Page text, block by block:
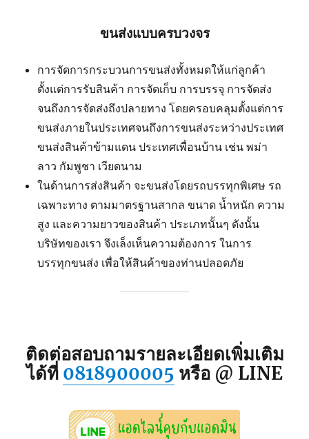
ขนส่งแบบครบวงจร
การจัดการกระบวนการขนส่งทั้งหมดให้แก่ลูกค้า
ตั้งแต่การรับสินค้า การจัดเก็บ การบรรจุ การจัดส่ง
จนถึงการจัดส่งถึงปลายทาง โดยครอบคลุมตั้งแต่การ
ขนส่งภายในประเทศจนถึงการขนส่งระหว่างประเทศ
ขนส่งสินค้าข้ามแดน ประเทศเพื่อนบ้าน เช่น พม่า
ลาว กัมพูชา เวียดนาม
ในด้านการส่งสินค้า จะขนส่งโดยรถบรรทุกพิเศษ รถ
เฉพาะทาง ตามมาตรฐานสากล ขนาด น้ำหนัก ความ
สูง และความยาวของสินค้า ประเภทนั้นๆ ดังนั้น
บริษัทของเรา จึงเล็งเห็นความต้องการ ในการ
บรรทุกขนส่ง เพื่อให้สินค้าของท่านปลอดภัย
ติดต่อสอบถามรายละเอียดเพิ่มเติม
ได้ที่ 0818900005 หรือ @ LINE